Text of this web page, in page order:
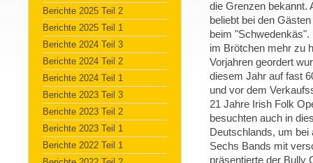
Berichte 2025 Teil 2
Berichte 2025 Teil 1
Berichte 2024 Teil 3
Berichte 2024 Teil 2
Berichte 2024 Teil 1
Berichte 2023 Teil 3
Berichte 2023 Teil 2
Berichte 2023 Teil 1
Berichte 2022 Teil 1
die Grenzen bekannt.
beliebt bei den
beim
im Brötchen mehr zu
Vorjahren geordert
diesem Jahr auf fast
und vor dem
21 Jahre Irish Folk
besuchten auch in
Deutschlands, um
Sechs Bands mit
präsentierte der Bully